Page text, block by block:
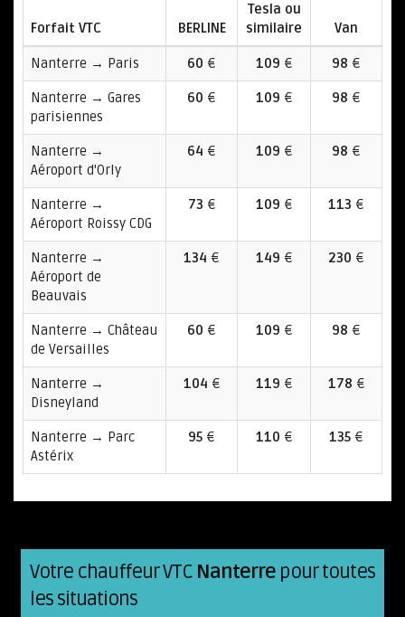
Forfait VTC BERLINE
Tesla ou
similaire
Van
Nanterre → Paris 60 € 109 € 98 €
Nanterre → Gares
parisiennes
60 € 109 € 98 €
Nanterre →
Aéroport d'Orly
64 € 109 € 98 €
Nanterre →
Aéroport Roissy CDG
73 € 109 € 113 €
Nanterre →
Aéroport de
Beauvais
134 € 149 € 230 €
Nanterre → Château
de Versailles
60 € 109 € 98 €
Nanterre →
Disneyland
104 € 119 € 178 €
Nanterre → Parc
Astérix
95 € 110 € 135 €
Votre chauffeur VTC Nanterre pour toutes
les situations